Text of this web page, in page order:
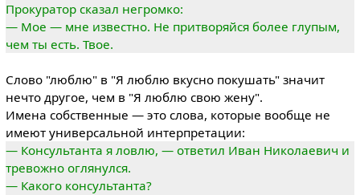
Прокуратор сказал негромко:
— Мое — мне известно. Не притворяйся более глупым,
чем ты есть. Твое.
Слово "люблю" в "Я люблю вкусно покушать" значит
нечто другое, чем в "Я люблю свою жену".
Имена собственные — это слова, которые вообще не
имеют универсальной интерпретации:
— Консультанта я ловлю, — ответил Иван Николаевич и
тревожно оглянулся.
— Какого консультанта?